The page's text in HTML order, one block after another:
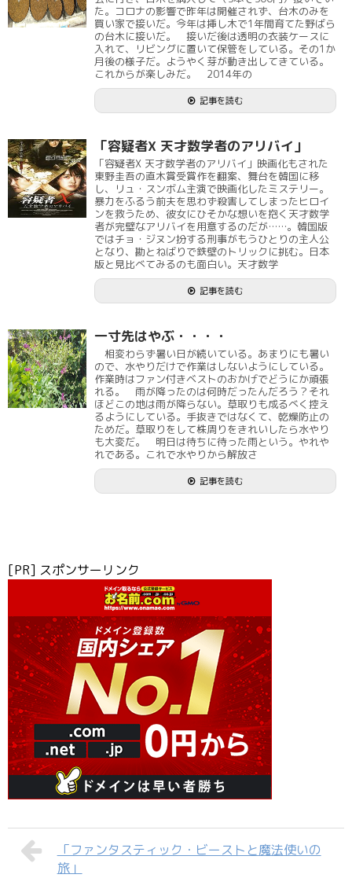
た。コロナの影響で昨年は開催されず、台木のみを
買い家で接いだ。今年は挿し木で1年間育てた野ばら
の台木に接いだ。 接いだ後は透明の衣装ケースに
入れて、リビングに置いて保管をしている。その1か
月後の様子だ。ようやく芽が動き出してきている。
これからが楽しみだ。 2014年の
記事を読む
「容疑者X 天才数学者のアリバイ」
「容疑者X 天才数学者のアリバイ」映画化もされた
東野圭吾の直木賞受賞作を翻案、舞台を韓国に移
し、リュ・スンボム主演で映画化したミステリー。
暴力をふるう前夫を思わず殺害してしまったヒロイ
ンを救うため、彼女にひそかな想いを抱く天才数学
者が完璧なアリバイを用意するのだが……。韓国版
ではチョ・ジヌン扮する刑事がもうひとりの主人公
となり、勘とねばりで鉄壁のトリックに挑む。日本
版と見比べてみるのも面白い。天才数学
記事を読む
一寸先はやぶ・・・・
相変わらず暑い日が続いている。あまりにも暑い
ので、水やりだけで作業はしないようにしている。
作業時はファン付きベストのおかげでどうにか頑張
れる。 雨が降ったのは何時だったんだろう？それ
ほどこの地は雨が降らない。草取りも成るべく控え
るようにしている。手抜きではなくて、乾燥防止の
ためだ。草取りをして株周りをきれいしたら水やり
も大変だ。 明日は待ちに待った雨という。やれや
れである。これで水やりから解放さ
記事を読む
[PR] スポンサーリンク
「ファンタスティック・ビーストと魔法使いの
旅」